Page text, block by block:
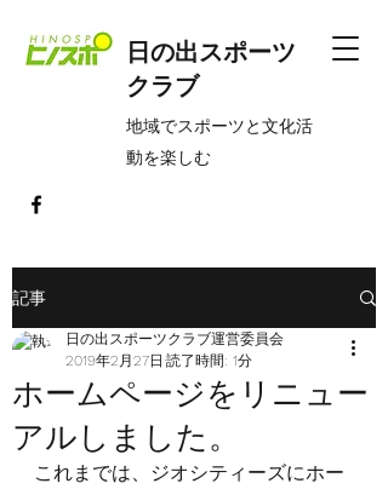
日の出スポーツ
クラブ
​地域でスポーツと文化活
動を楽しむ
記事
ホームページをリニュー
アルしました。
日の出スポーツクラブ運営委員会
2019年2月27日 読了時間: 1分
これまでは、ジオシティーズにホー